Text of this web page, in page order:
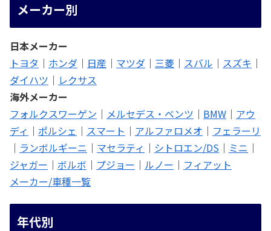
メーカー別
日本メーカー
トヨタ ｜ ホンダ ｜ 日産 ｜ マツダ ｜ 三菱 ｜ スバル ｜ スズキ ｜
ダイハツ ｜ レクサス
海外メーカー
フォルクスワーゲン ｜ メルセデス・ベンツ ｜ BMW ｜ アウ
ディ ｜ ポルシェ ｜ スマート ｜ アルファロメオ ｜ フェラーリ
｜ ランボルギーニ ｜ マセラティ ｜ シトロエン/DS ｜ ミニ ｜
ジャガー ｜ ボルボ ｜ プジョー ｜ ルノー ｜ フィアット
メーカー/車種一覧
年代別